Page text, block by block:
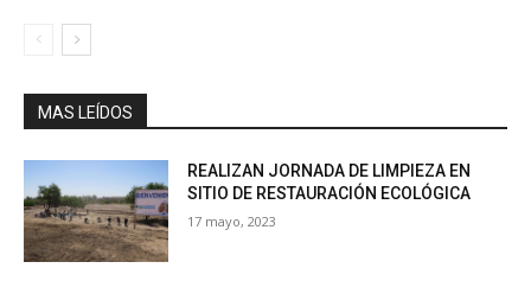
MAS LEÍDOS
REALIZAN JORNADA DE LIMPIEZA EN
SITIO DE RESTAURACIÓN ECOLÓGICA
17 mayo, 2023